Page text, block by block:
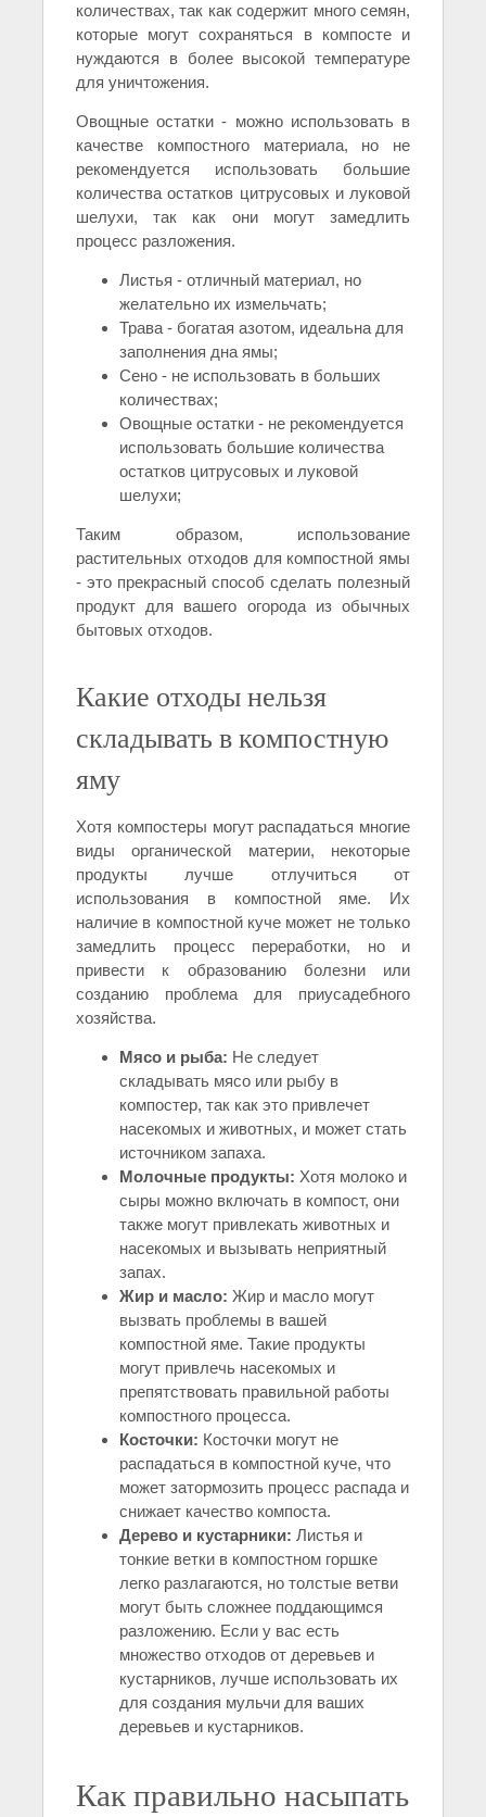
количествах, так как содержит много семян,
которые могут сохраняться в компосте и
нуждаются в более высокой температуре
для уничтожения.
Овощные остатки - можно использовать в
качестве компостного материала, но не
рекомендуется использовать большие
количества остатков цитрусовых и луковой
шелухи, так как они могут замедлить
процесс разложения.
Листья - отличный материал, но
желательно их измельчать;
Трава - богатая азотом, идеальна для
заполнения дна ямы;
Сено - не использовать в больших
количествах;
Овощные остатки - не рекомендуется
использовать большие количества
остатков цитрусовых и луковой
шелухи;
Таким образом, использование
растительных отходов для компостной ямы
- это прекрасный способ сделать полезный
продукт для вашего огорода из обычных
бытовых отходов.
Какие отходы нельзя
складывать в компостную
яму
Хотя компостеры могут распадаться многие
виды органической материи, некоторые
продукты лучше отлучиться от
использования в компостной яме. Их
наличие в компостной куче может не только
замедлить процесс переработки, но и
привести к образованию болезни или
созданию проблема для приусадебного
хозяйства.
Мясо и рыба: Не следует
складывать мясо или рыбу в
компостер, так как это привлечет
насекомых и животных, и может стать
источником запаха.
Молочные продукты: Хотя молоко и
сыры можно включать в компост, они
также могут привлекать животных и
насекомых и вызывать неприятный
запах.
Жир и масло: Жир и масло могут
вызвать проблемы в вашей
компостной яме. Такие продукты
могут привлечь насекомых и
препятствовать правильной работы
компостного процесса.
Косточки: Косточки могут не
распадаться в компостной куче, что
может затормозить процесс распада и
снижает качество компоста.
Дерево и кустарники: Листья и
тонкие ветки в компостном горшке
легко разлагаются, но толстые ветви
могут быть сложнее поддающимся
разложению. Если у вас есть
множество отходов от деревьев и
кустарников, лучше использовать их
для создания мульчи для ваших
деревьев и кустарников.
Как правильно насыпать